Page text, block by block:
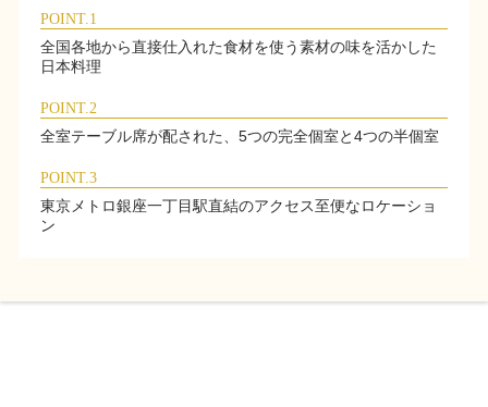
POINT.1
全国各地から直接仕入れた食材を使う素材の味を活かした
日本料理
POINT.2
全室テーブル席が配された、5つの完全個室と4つの半個室
POINT.3
東京メトロ銀座一丁目駅直結のアクセス至便なロケーショ
ン